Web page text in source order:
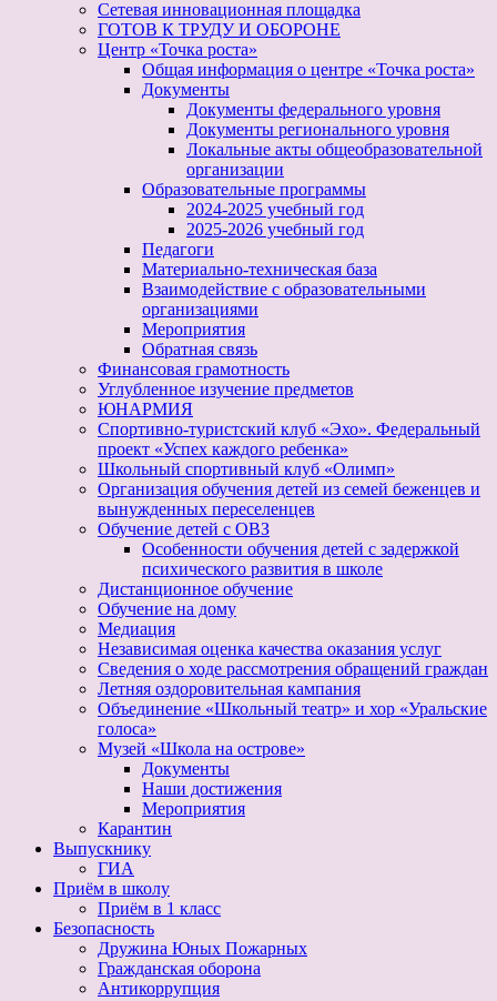
Сетевая инновационная площадка
ГОТОВ К ТРУДУ И ОБОРОНЕ
Центр «Точка роста»
Общая информация о центре «Точка роста»
Документы
Документы федерального уровня
Документы регионального уровня
Локальные акты общеобразовательной
организации
Образовательные программы
2024-2025 учебный год
2025-2026 учебный год
Педагоги
Материально-техническая база
Взаимодействие с образовательными
организациями
Мероприятия
Обратная связь
Финансовая грамотность
Углубленное изучение предметов
ЮНАРМИЯ
Спортивно-туристский клуб «Эхо». Федеральный
проект «Успех каждого ребенка»
Школьный спортивный клуб «Олимп»
Организация обучения детей из семей беженцев и
вынужденных переселенцев
Обучение детей с ОВЗ
Особенности обучения детей с задержкой
психического развития в школе
Дистанционное обучение
Обучение на дому
Медиация
Независимая оценка качества оказания услуг
Сведения о ходе рассмотрения обращений граждан
Летняя оздоровительная кампания
Объединение «Школьный театр» и хор «Уральские
голоса»
Музей «Школа на острове»
Документы
Наши достижения
Мероприятия
Карантин
Выпускнику
ГИА
Приём в школу
Приём в 1 класс
Безопасность
Дружина Юных Пожарных
Гражданская оборона
Антикоррупция